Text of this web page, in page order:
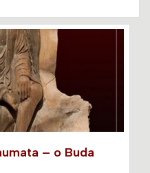
– o Buda